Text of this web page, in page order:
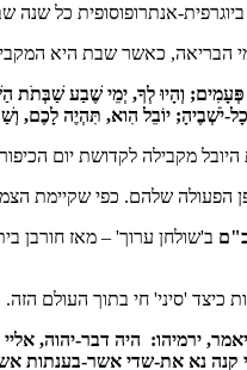
אנתרופוסופית כל שנה
הבריאה, כאשר שבת היא
וְהָיוּ לְךָ, יְמֵי שֶׁבַע שַׁבְּתֹת
יֹשְׁבֶיהָ; יוֹבֵל הִוא, תִּהְיֶה לָכֶם,
היובל מקבילה לקדושת יום
הפעולה שלהם. כפי שקיימת
ב'שולחן ערוך' – מאז חורבן
כיצד 'סיני' חי בתוך העולם
ירמיהו: היה דבר-יהוה,
קנה נא את-שדי אשר-בענתות